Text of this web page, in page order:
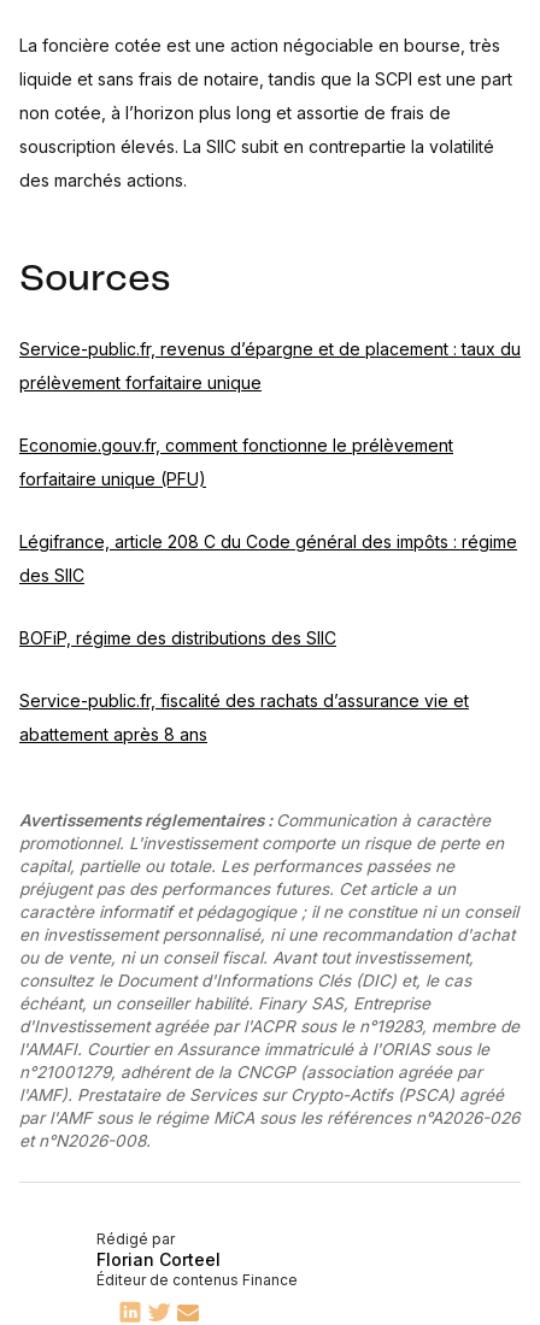
La foncière cotée est une action négociable en bourse, très
liquide et sans frais de notaire, tandis que la SCPI est une part
non cotée, à l’horizon plus long et assortie de frais de
souscription élevés. La SIIC subit en contrepartie la volatilité
des marchés actions.
Sources
Service-public.fr, revenus d’épargne et de placement : taux du
prélèvement forfaitaire unique
Economie.gouv.fr, comment fonctionne le prélèvement
forfaitaire unique (PFU)
Légifrance, article 208 C du Code général des impôts : régime
des SIIC
BOFiP, régime des distributions des SIIC
Service-public.fr, fiscalité des rachats d’assurance vie et
abattement après 8 ans
Avertissements réglementaires : Communication à caractère
promotionnel. L'investissement comporte un risque de perte en
capital, partielle ou totale. Les performances passées ne
préjugent pas des performances futures. Cet article a un
caractère informatif et pédagogique ; il ne constitue ni un conseil
en investissement personnalisé, ni une recommandation d'achat
ou de vente, ni un conseil fiscal. Avant tout investissement,
consultez le Document d'Informations Clés (DIC) et, le cas
échéant, un conseiller habilité. Finary SAS, Entreprise
d'Investissement agréée par l'ACPR sous le n°19283, membre de
l'AMAFI. Courtier en Assurance immatriculé à l'ORIAS sous le
n°21001279, adhérent de la CNCGP (association agréée par
l'AMF). Prestataire de Services sur Crypto-Actifs (PSCA) agréé
par l'AMF sous le régime MiCA sous les références n°A2026-026
et n°N2026-008.
Rédigé par
Florian Corteel
Éditeur de contenus Finance